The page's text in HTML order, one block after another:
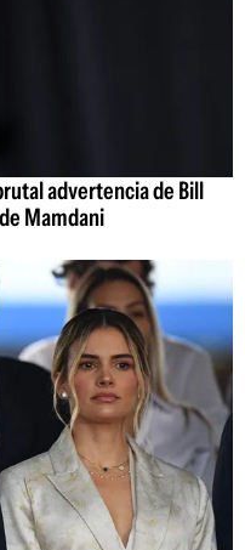
advertencia de Bill
Mamdani